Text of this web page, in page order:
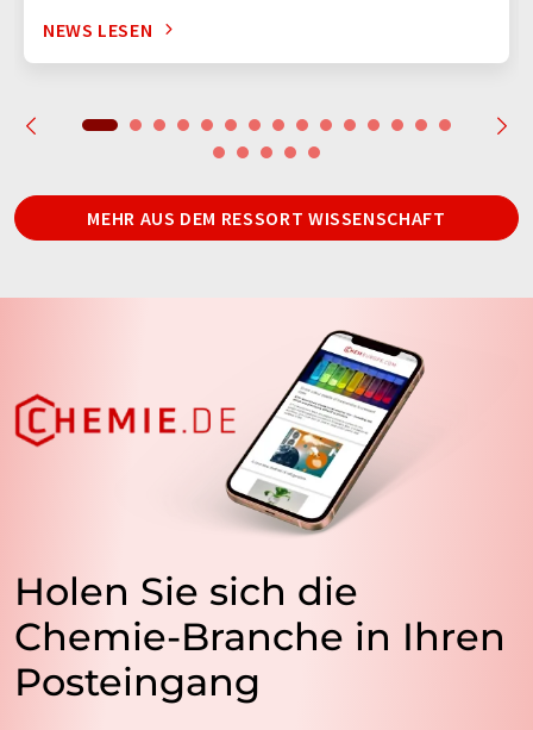
NEWS LESEN
MEHR AUS DEM RESSORT WISSENSCHAFT
Holen Sie sich die
Chemie-Branche in Ihren
Posteingang